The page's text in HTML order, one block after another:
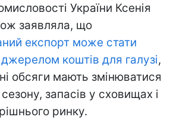
України Ксенія
заявляла, що
експорт може стати
коштів для галузі,
обсяги мають змінюватися
запасів у сховищах і
ринку.